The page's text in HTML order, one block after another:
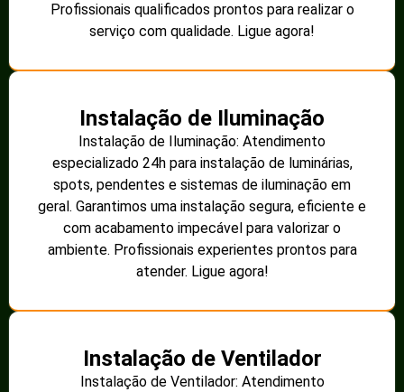
Profissionais qualificados prontos para realizar o
serviço com qualidade. Ligue agora!
Instalação de Iluminação
Instalação de Iluminação: Atendimento
especializado 24h para instalação de luminárias,
spots, pendentes e sistemas de iluminação em
geral. Garantimos uma instalação segura, eficiente e
com acabamento impecável para valorizar o
ambiente. Profissionais experientes prontos para
atender. Ligue agora!
Instalação de Ventilador
Instalação de Ventilador: Atendimento